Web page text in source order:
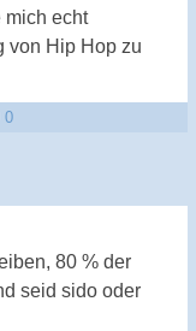
mich echt
von Hip Hop zu
0
80 % der
seid sido oder